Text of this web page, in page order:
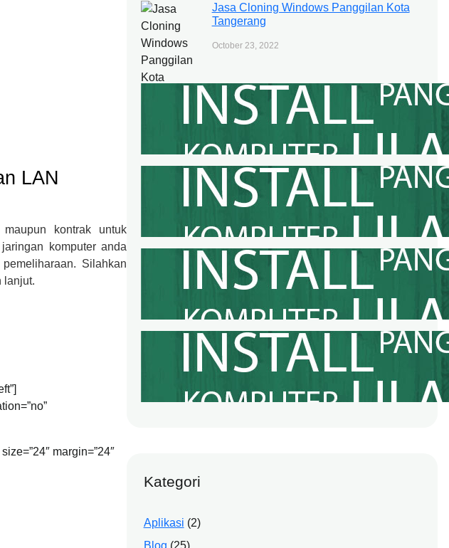
LAN
kontrak untuk
komputer anda
Silahkan
lanjut.
margin=”24″
Jasa Cloning Windows Panggilan Kota
Tangerang
October 23, 2022
Jasa Cloning Windows Panggilan Kota
Tangerang Selatan
Jasa Cloning Windows Panggilan
Kabupaten Bogor
Jasa Cloning Windows Panggilan Kota
Bogor
Jasa Cloning Windows Panggilan
Kabupaten Bekasi
Kategori
Aplikasi (2)
Blog (25)